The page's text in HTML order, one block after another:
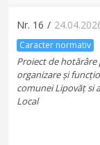
Nr. 16 /
Caracter normativ
Proiect de
organizare și
comunei Lipovăț si
Local